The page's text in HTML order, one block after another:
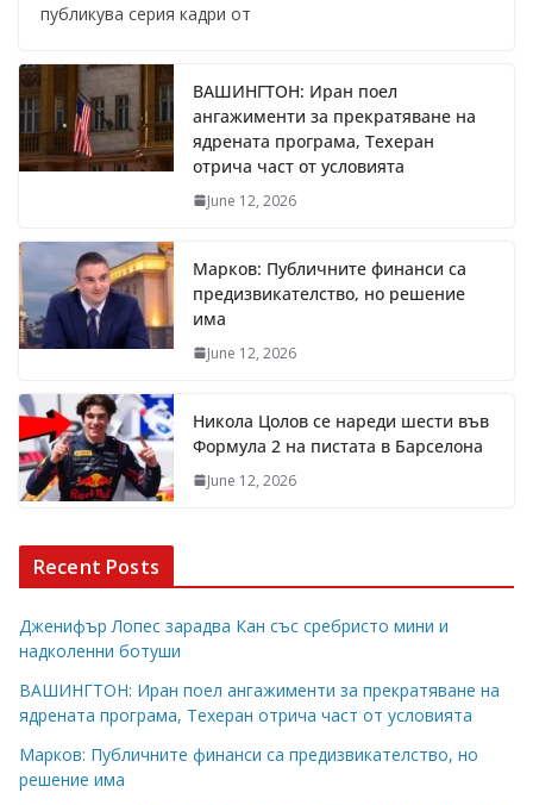
публикува серия кадри от
ВАШИНГТОН: Иран поел
ангажименти за прекратяване на
ядрената програма, Техеран
отрича част от условията
June 12, 2026
Марков: Публичните финанси са
предизвикателство, но решение
има
June 12, 2026
Никола Цолов се нареди шести във
Формула 2 на пистата в Барселона
June 12, 2026
Recent Posts
Дженифър Лопес зарадва Кан със сребристо мини и
надколенни ботуши
ВАШИНГТОН: Иран поел ангажименти за прекратяване на
ядрената програма, Техеран отрича част от условията
Марков: Публичните финанси са предизвикателство, но
решение има